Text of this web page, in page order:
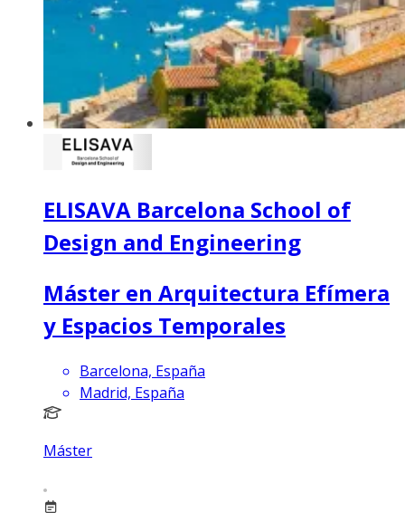
ELISAVA Barcelona School of
Design and Engineering
Máster en Arquitectura Efímera
y Espacios Temporales
Barcelona, España
Madrid, España
Máster